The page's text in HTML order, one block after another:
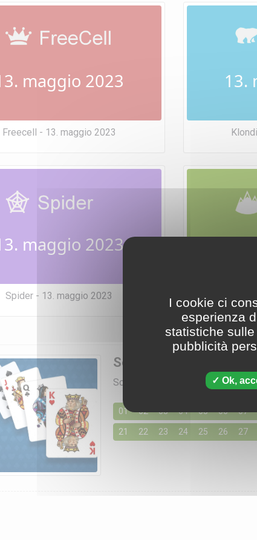
maggio 2023
Freecell - 13. maggio 2023
13.
maggio 2023
Spider - 13. maggio 2023
13.
Soluzioni per Maggio
Scegli un giorno cliccando qui
01 02 03 04 05 06 07
21 22 23 24 25 26 27
I cookie ci
esperienza
statistiche
pubblicità
Ok,